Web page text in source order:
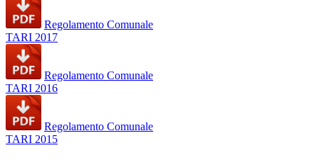
Regolamento Comunale
TARI 2017
Regolamento Comunale
TARI 2016
Regolamento Comunale
TARI 2015